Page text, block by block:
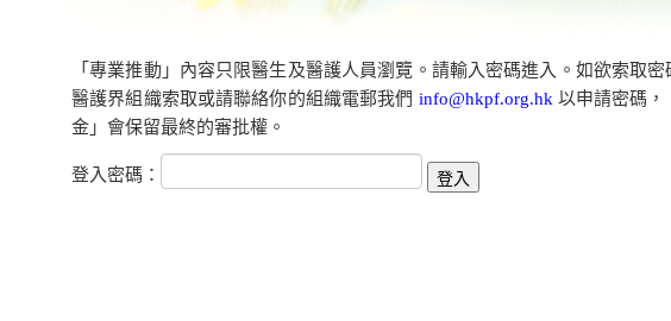
「專業推動」內容只限醫生及醫護人員瀏覽。請輸入密碼進入。如欲索取
醫護界組織索取或請聯絡你的組織電郵我們 info@hkpf.org.hk 以申請密碼，
金」會保留最終的審批權。
登入密碼：